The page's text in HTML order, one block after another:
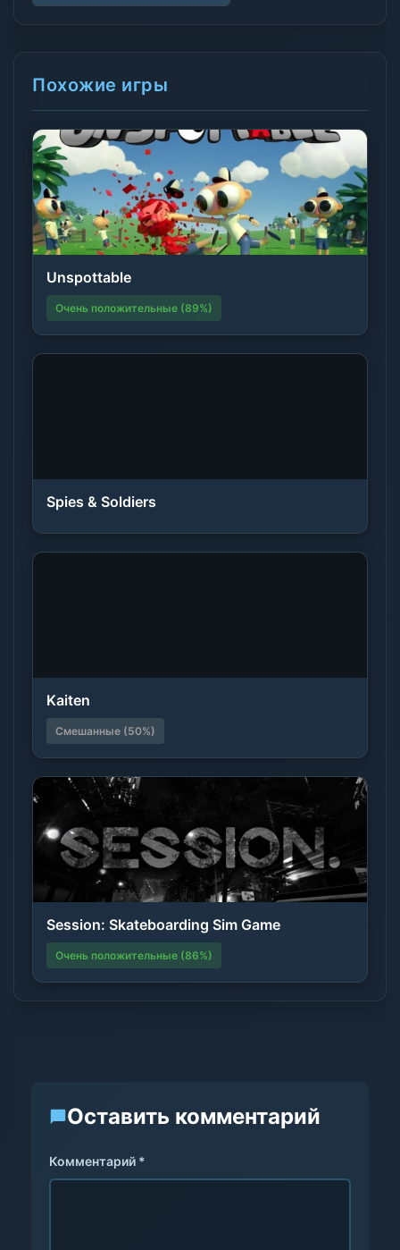
Похожие игры
Unspottable
Очень положительные (89%)
Spies & Soldiers
Kaiten
Смешанные (50%)
Session: Skateboarding Sim Game
Очень положительные (86%)
Оставить комментарий
Комментарий *